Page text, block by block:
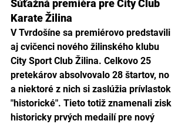
Súťažná premiéra pre City Club
Karate Žilina
V Tvrdošíne sa premiérovo predstavili
aj cvičenci nového žilinského klubu
City Sport Club Žilina. Celkovo 25
pretekárov absolvovalo 28 štartov, no
a niektoré z nich si zaslúžia prívlastok
"historické". Tieto totiž znamenali zisk
historicky prvých medailí pre nový